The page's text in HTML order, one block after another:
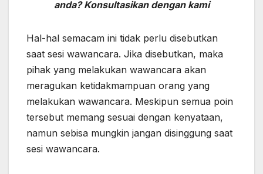
anda? Konsultasikan dengan kami
Hal-hal semacam ini tidak perlu disebutkan
saat sesi wawancara. Jika disebutkan, maka
pihak yang melakukan wawancara akan
meragukan ketidakmampuan orang yang
melakukan wawancara. Meskipun semua poin
tersebut memang sesuai dengan kenyataan,
namun sebisa mungkin jangan disinggung saat
sesi wawancara.